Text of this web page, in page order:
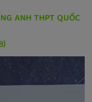
ANH THPT QUỐC